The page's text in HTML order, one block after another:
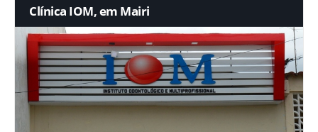
Clínica IOM, em Mairi